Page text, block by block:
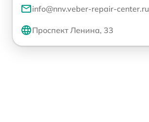
info@nnv.veber-repair-center.ru
Проспект Ленина, 33